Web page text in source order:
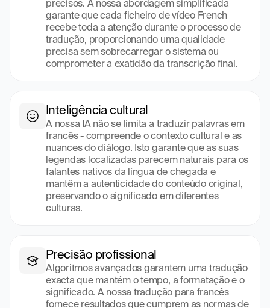
precisos. A nossa abordagem simplificada
garante que cada ficheiro de vídeo French
recebe toda a atenção durante o processo de
tradução, proporcionando uma qualidade
precisa sem sobrecarregar o sistema ou
comprometer a exatidão da transcrição final.
Inteligência cultural
A nossa IA não se limita a traduzir palavras em
francês - compreende o contexto cultural e as
nuances do diálogo. Isto garante que as suas
legendas localizadas parecem naturais para os
falantes nativos da língua de chegada e
mantêm a autenticidade do conteúdo original,
preservando o significado em diferentes
culturas.
Precisão profissional
Algoritmos avançados garantem uma tradução
exacta que mantém o tempo, a formatação e o
significado. A nossa tradução para francês
fornece resultados que cumprem as normas de